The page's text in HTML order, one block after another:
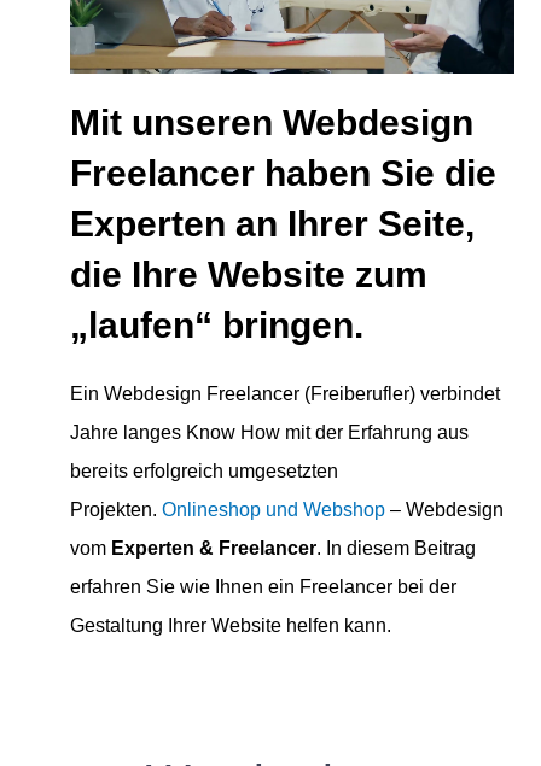
Mit unseren Webdesign
Freelancer haben Sie die
Experten an Ihrer Seite,
die Ihre Website zum
„laufen“ bringen.
Ein Webdesign Freelancer (Freiberufler) verbindet
Jahre langes Know How mit der Erfahrung aus
bereits erfolgreich umgesetzten
Projekten. Onlineshop und Webshop – Webdesign
vom Experten & Freelancer. In diesem Beitrag
erfahren Sie wie Ihnen ein Freelancer bei der
Gestaltung Ihrer Website helfen kann.